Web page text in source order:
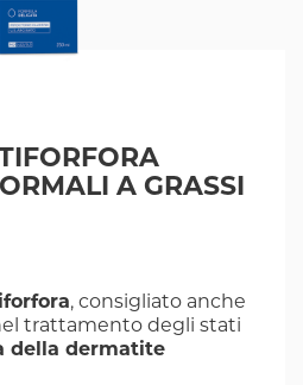
A GRASSI
, consigliato anche
trattamento degli stati
della dermatite